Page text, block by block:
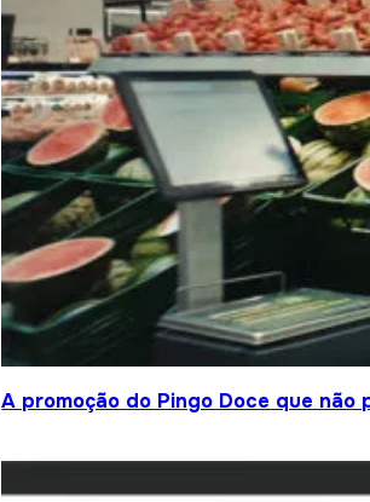
A promoção do Pingo Doce que